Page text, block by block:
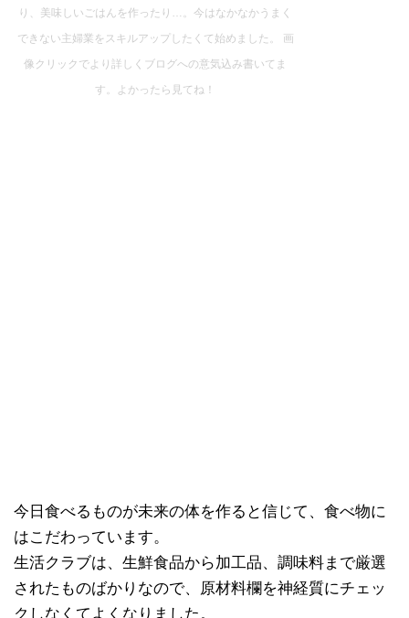
り、美味しいごはんを作ったり…。今はなかなかうまく
できない主婦業をスキルアップしたくて始めました。 画
像クリックでより詳しくブログへの意気込み書いてま
す。よかったら見てね！
今日食べるものが未来の体を作ると信じて、食べ物に
はこだわっています。
生活クラブは、生鮮食品から加工品、調味料まで厳選
されたものばかりなので、原材料欄を神経質にチェッ
クしなくてよくなりました。